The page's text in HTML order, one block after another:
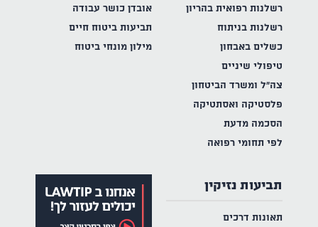
רשלנות רפואית בהריון
רשלנות בניתוח
כשלים באבחון
טיפולי שיניים
צה"ל ומשרד הביטחון
פלסטיקה ואסתטיקה
הסכמה מדעת
לפי תחומי רפואה
אובדן כושר עבודה
תביעות ביטוח חיים
מילון מונחי ביטוח
תביעות נזיקין
תאונות דרכים